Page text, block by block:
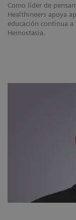
Como líder de
Healthineers apoya
educación continua
Hemostasia.